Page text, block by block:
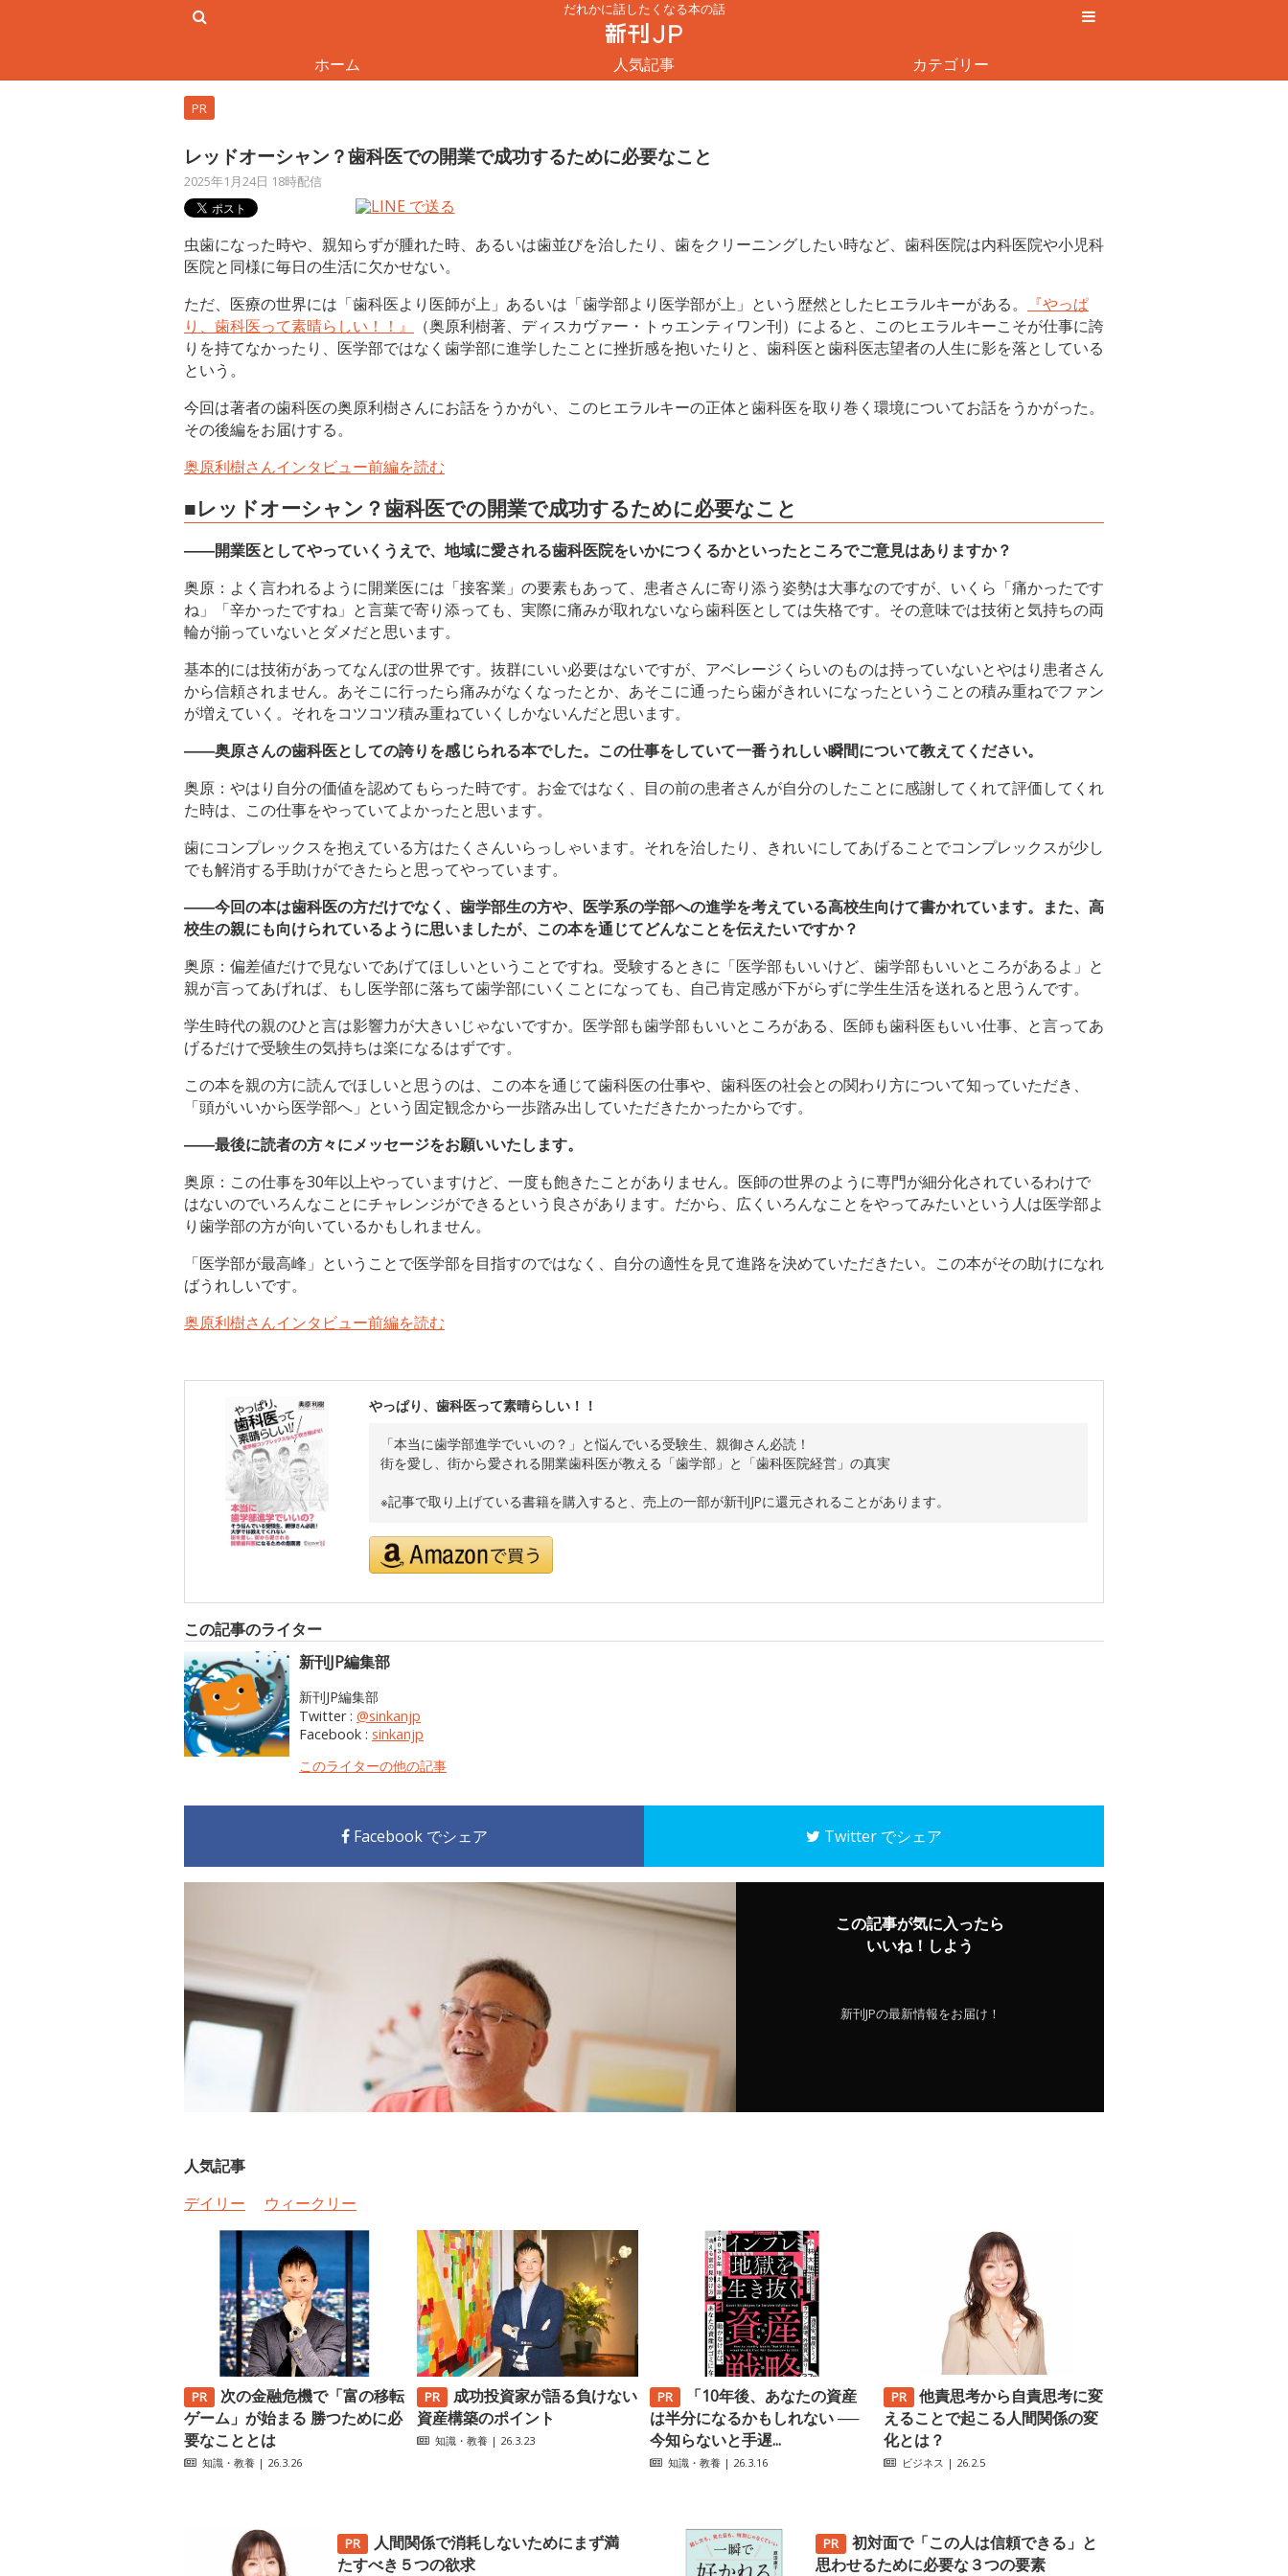
だれかに話したくなる本の話
ホーム 人気記事 カテゴリー
PR
レッドオーシャン？歯科医での開業で成功するために必要なこと
2025年1月24日 18時配信
虫歯になった時や、親知らずが腫れた時、あるいは歯並びを治したり、歯をクリーニングしたい時など、歯科医院は内科医院や小児科
医院と同様に毎日の生活に欠かせない。
ただ、医療の世界には「歯科医より医師が上」あるいは「歯学部より医学部が上」という歴然としたヒエラルキーがある。
『やっぱ
り、歯科医って素晴らしい！！』
（奥原利樹著、ディスカヴァー・トゥエンティワン刊）によると、このヒエラルキーこそが仕事に誇
りを持てなかったり、医学部ではなく歯学部に進学したことに挫折感を抱いたりと、歯科医と歯科医志望者の人生に影を落としている
という。
今回は著者の歯科医の奥原利樹さんにお話をうかがい、このヒエラルキーの正体と歯科医を取り巻く環境についてお話をうかがった。
その後編をお届けする。
奥原利樹さんインタビュー前編を読む
■レッドオーシャン？歯科医での開業で成功するために必要なこと
――開業医としてやっていくうえで、地域に愛される歯科医院をいかにつくるかといったところでご意見はありますか？
奥原：よく言われるように開業医には「接客業」の要素もあって、患者さんに寄り添う姿勢は大事なのですが、いくら「痛かったです
ね」「辛かったですね」と言葉で寄り添っても、実際に痛みが取れないなら歯科医としては失格です。その意味では技術と気持ちの両
輪が揃っていないとダメだと思います。
基本的には技術があってなんぼの世界です。抜群にいい必要はないですが、アベレージくらいのものは持っていないとやはり患者さん
から信頼されません。あそこに行ったら痛みがなくなったとか、あそこに通ったら歯がきれいになったということの積み重ねでファン
が増えていく。それをコツコツ積み重ねていくしかないんだと思います。
――奥原さんの歯科医としての誇りを感じられる本でした。この仕事をしていて一番うれしい瞬間について教えてください。
奥原：やはり自分の価値を認めてもらった時です。お金ではなく、目の前の患者さんが自分のしたことに感謝してくれて評価してくれ
た時は、この仕事をやっていてよかったと思います。
歯にコンプレックスを抱えている方はたくさんいらっしゃいます。それを治したり、きれいにしてあげることでコンプレックスが少し
でも解消する手助けができたらと思ってやっています。
――今回の本は歯科医の方だけでなく、歯学部生の方や、医学系の学部への進学を考えている高校生向けて書かれています。また、高
校生の親にも向けられているように思いましたが、この本を通じてどんなことを伝えたいですか？
奥原：偏差値だけで見ないであげてほしいということですね。受験するときに「医学部もいいけど、歯学部もいいところがあるよ」と
親が言ってあげれば、もし医学部に落ちて歯学部にいくことになっても、自己肯定感が下がらずに学生生活を送れると思うんです。
学生時代の親のひと言は影響力が大きいじゃないですか。医学部も歯学部もいいところがある、医師も歯科医もいい仕事、と言ってあ
げるだけで受験生の気持ちは楽になるはずです。
この本を親の方に読んでほしいと思うのは、この本を通じて歯科医の仕事や、歯科医の社会との関わり方について知っていただき、
「頭がいいから医学部へ」という固定観念から一歩踏み出していただきたかったからです。
――最後に読者の方々にメッセージをお願いいたします。
奥原：この仕事を30年以上やっていますけど、一度も飽きたことがありません。医師の世界のように専門が細分化されているわけで
はないのでいろんなことにチャレンジができるという良さがあります。だから、広くいろんなことをやってみたいという人は医学部よ
り歯学部の方が向いているかもしれません。
「医学部が最高峰」ということで医学部を目指すのではなく、自分の適性を見て進路を決めていただきたい。この本がその助けになれ
ばうれしいです。
奥原利樹さんインタビュー前編を読む
やっぱり、歯科医って素晴らしい！！
「本当に歯学部進学でいいの？」と悩んでいる受験生、親御さん必読！
街を愛し、街から愛される開業歯科医が教える「歯学部」と「歯科医院経営」の真実
※記事で取り上げている書籍を購入すると、売上の一部が新刊JPに還元されることがあります。
この記事のライター
新刊JP編集部
新刊JP編集部
Twitter : @sinkanjp
Facebook : sinkanjp
このライターの他の記事
Facebook でシェア Twitter でシェア
この記事が気に入ったら
いいね！しよう
新刊JPの最新情報をお届け！
人気記事
デイリー
ウィークリー
次の金融危機で「富の移転
ゲーム」が始まる 勝つために必
要なこととは
知識・教養 | 26.3.26
成功投資家が語る負けない
資産構築のポイント
知識・教養 | 26.3.23
「10年後、あなたの資産
は半分になるかもしれない ──
今知らないと手遅...
知識・教養 | 26.3.16
他責思考から自責思考に変
えることで起こる人間関係の変
化とは？
ビジネス | 26.2.5
人間関係で消耗しないためにまず満
たすべき５つの欲求
初対面で「この人は信頼できる」と
思わせるために必要な３つの要素